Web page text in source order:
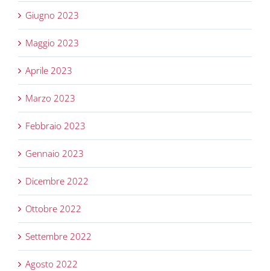
Giugno 2023
Maggio 2023
Aprile 2023
Marzo 2023
Febbraio 2023
Gennaio 2023
Dicembre 2022
Ottobre 2022
Settembre 2022
Agosto 2022